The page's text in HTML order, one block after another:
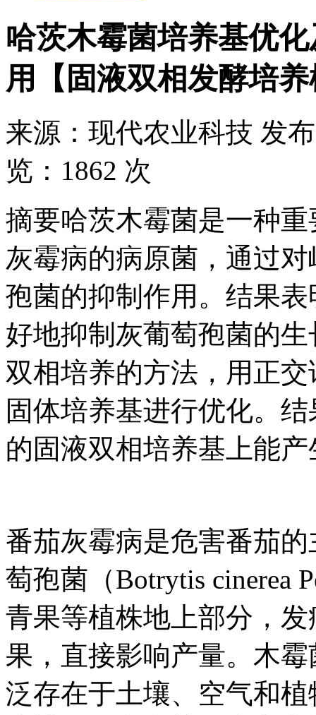
哈茨木霉菌培养基优
用【固液双相发酵培
来源： 现代农业科技 发
览： 1862 次
摘要哈茨木霉菌是一种
灰霉病的病原菌，通过
孢菌的抑制作用。结果
好地抑制灰葡萄孢菌的
双相培养的方法，用正
固体培养基进行优化。
的固液双相培养基上能
番茄灰霉病是危害番茄
萄孢菌（Botrytis cinerea
青果等植株地上部分，
果，直接影响产量。木
泛存在于土壤、空气和